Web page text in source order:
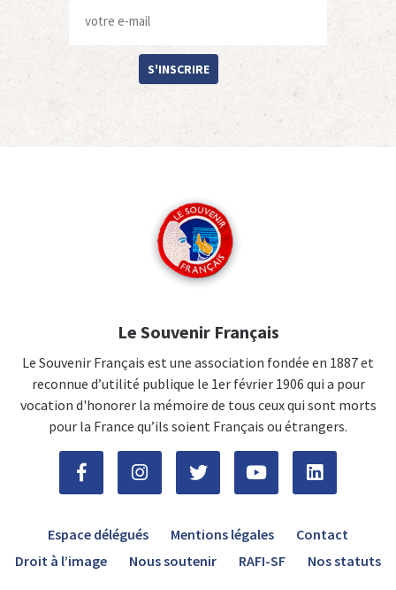
S'INSCRIRE
Le Souvenir Français
Le Souvenir Français est une association fondée en 1887 et
reconnue d’utilité publique le 1er février 1906 qui a pour
vocation d'honorer la mémoire de tous ceux qui sont morts
pour la France qu’ils soient Français ou étrangers.
Espace délégués Mentions légales
Contact
Droit à l’image
Nous soutenir RAFI-SF Nos statuts